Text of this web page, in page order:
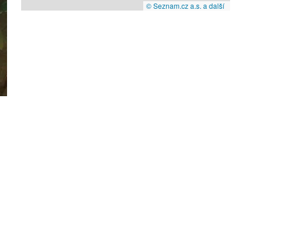
© Seznam.cz a.s. a další